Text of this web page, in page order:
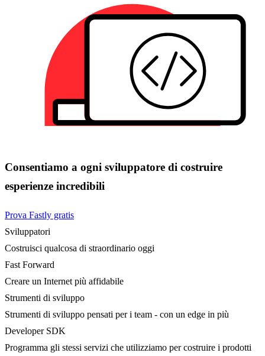
Consentiamo a ogni sviluppatore di costruire
esperienze incredibili
Prova Fastly gratis
Sviluppatori
Costruisci qualcosa di straordinario oggi
Fast Forward
Creare un Internet più affidabile
Strumenti di sviluppo
Strumenti di sviluppo pensati per i team - con un edge in più
Developer SDK
Programma gli stessi servizi che utilizziamo per costruire i prodotti